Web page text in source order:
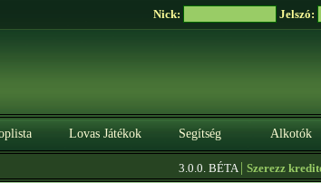
Nick: Jelszó:
Lovas Játékok Segítség Alkotók
3.0.0. BÉTA|Szerezz kreditet